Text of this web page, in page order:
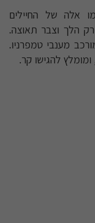
אלה של החיילים
הלך וצבר תאוצה.
מענבי טמפרניו.
להגישו קר.